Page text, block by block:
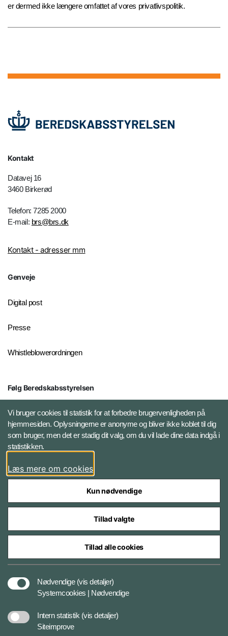
er dermed ikke længere omfattet af vores privatlivspolitik.
Kontakt
Datavej 16
3460 Birkerød
Telefon: 7285 2000
E-mail: brs@brs.dk
Kontakt - adresser mm
Genveje
Digital post
Presse
Whistleblowerordningen
Følg Beredskabsstyrelsen
X BRSdk
LinkedIn BRS-profil
Vi bruger cookies til statistik for at forbedre brugervenligheden på
hjemmesiden. Oplysningerne er anonyme og bliver ikke koblet til dig
som bruger, men det er stadig dit valg, om du vil lade dine data indgå i
statistikken.
Læs mere om cookies
Kun nødvendige
Tillad valgte
Tillad alle cookies
Nødvendige (vis detaljer)
Systemcookies | Nødvendige
Intern statistik (vis detaljer)
Siteimprove